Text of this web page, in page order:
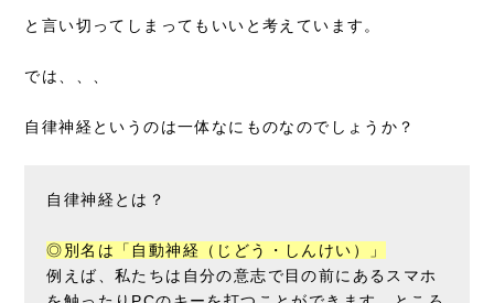
と言い切ってしまってもいいと考えています。
では、、、
自律神経というのは一体なにものなのでしょうか？
自律神経とは？
◎別名は「自動神経（じどう・しんけい）」
例えば、私たちは自分の意志で目の前にあるスマホ